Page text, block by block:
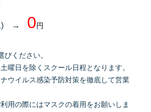
) → 0円
ください。
曜日を除くスクール日程となります。
ウイルス感染予防対策を徹底して営業
用の際にはマスクの着用をお願いしま